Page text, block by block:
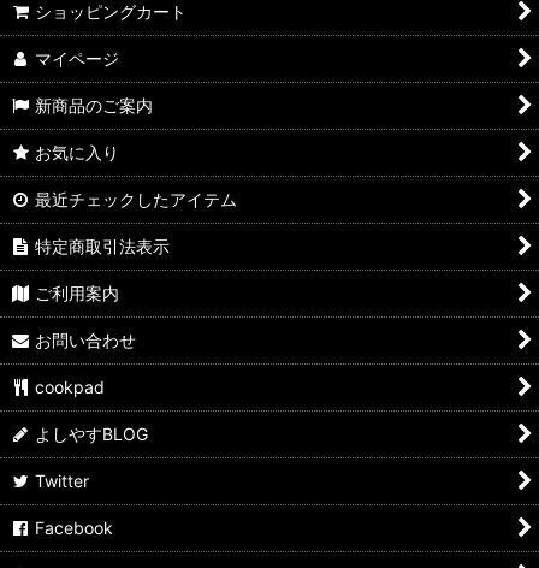
ショッピングカート
マイページ
新商品のご案内
お気に入り
最近チェックしたアイテム
特定商取引法表示
ご利用案内
お問い合わせ
cookpad
よしやすBLOG
Twitter
Facebook